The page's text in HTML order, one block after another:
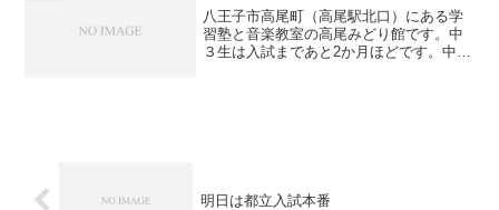
八王子市高尾町（高尾駅北口）にある学
習塾と音楽教室の高尾みどり館です。中
３生は入試まであと2か月ほどです。中
明日は都立入試本番